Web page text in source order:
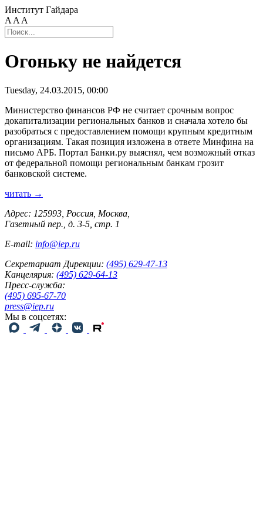
Институт Гайдара
A A A
Огоньку не найдется
Tuesday, 24.03.2015, 00:00
Министерство финансов РФ не считает срочным вопрос
докапитализации региональных банков и сначала хотело бы
разобраться с предоставлением помощи крупным кредитным
организациям. Такая позиция изложена в ответе Минфина на
письмо АРБ. Портал Банки.ру выяснял, чем возможный отказ
от федеральной помощи региональным банкам грозит
банковской системе.
читать →
Адрес: 125993, Россия, Москва,
Газетный пер., д. 3-5, стр. 1
E-mail: info@iep.ru
Секретариат Дирекции: (495) 629-47-13
Канцелярия: (495) 629-64-13
Пресс-служба:
(495) 695-67-70
press@iep.ru
Мы в соцсетях: